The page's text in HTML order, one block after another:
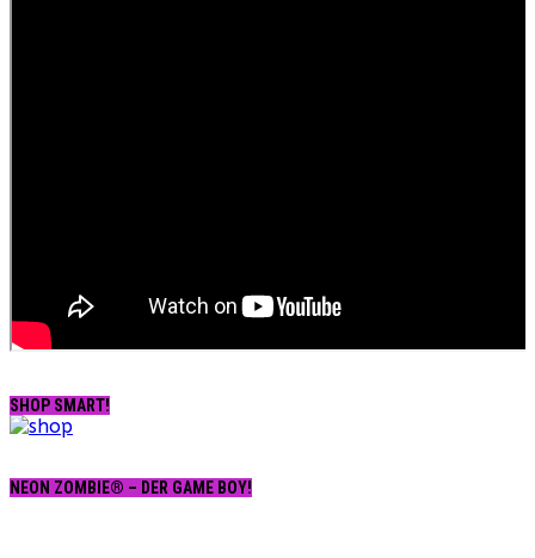
SHOP SMART!
NEON ZOMBIE® – DER GAME BOY!